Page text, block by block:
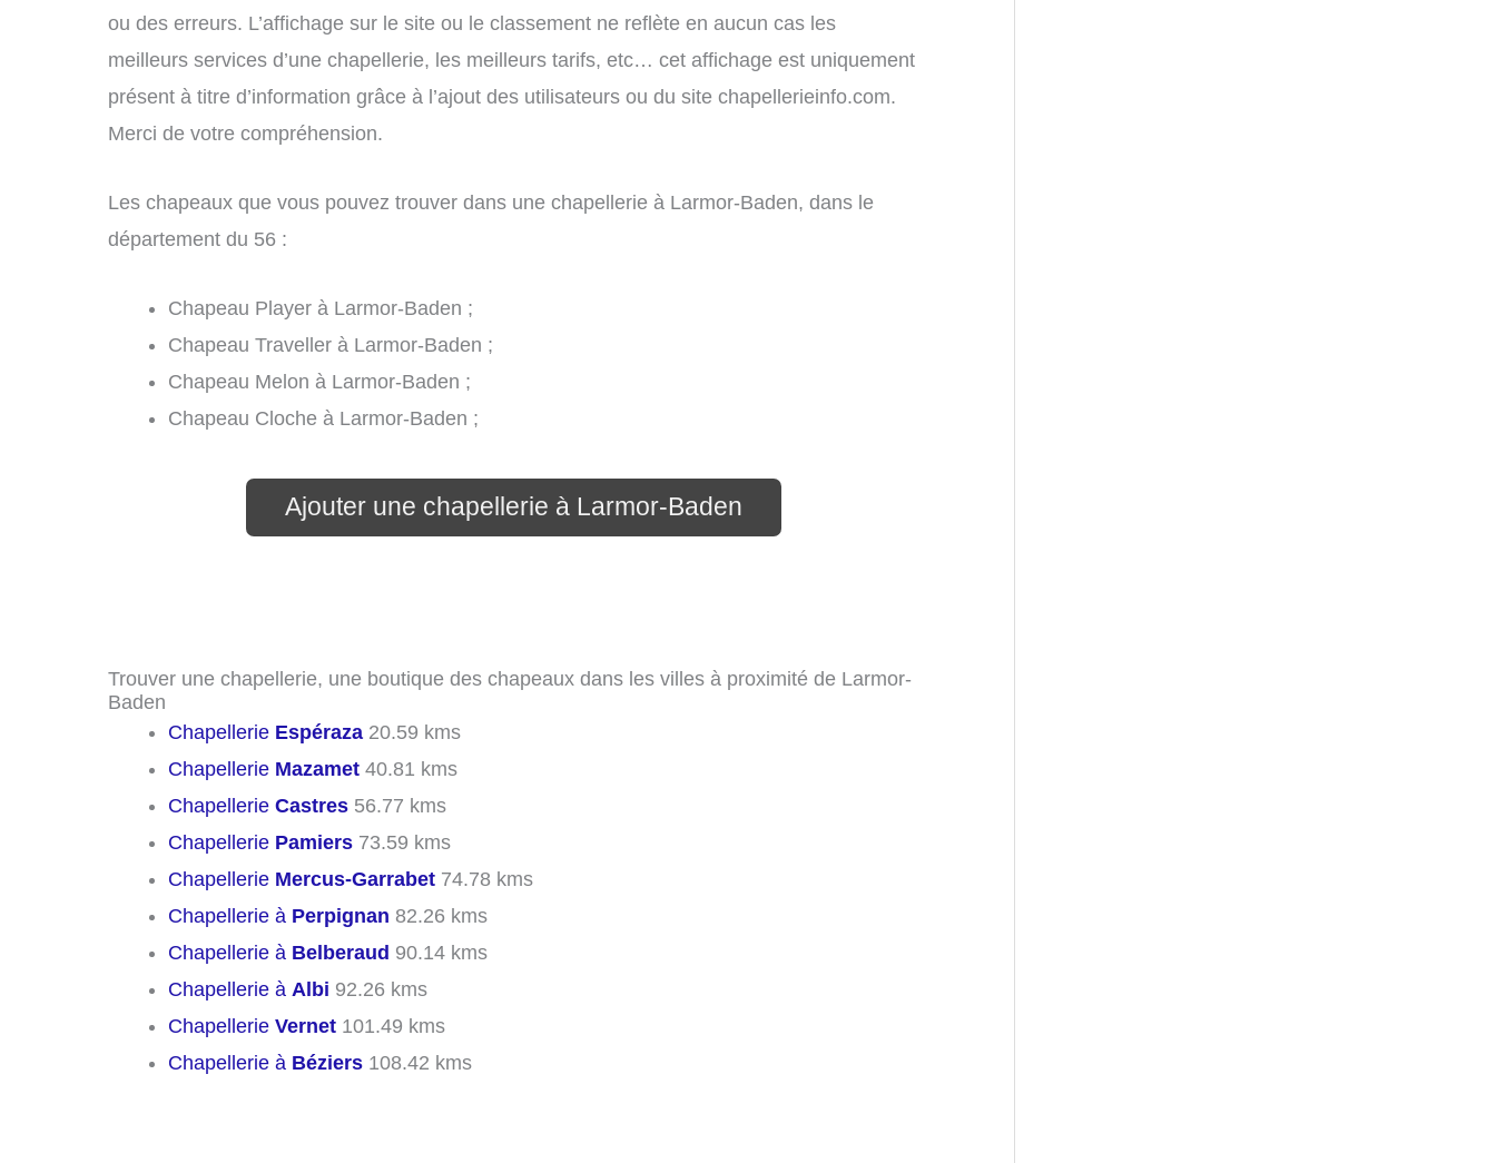
ou des erreurs. L’affichage sur le site ou le classement ne reflète en aucun cas les
meilleurs services d’une chapellerie, les meilleurs tarifs, etc… cet affichage est uniquement
présent à titre d’information grâce à l’ajout des utilisateurs ou du site chapellerieinfo.com.
Merci de votre compréhension.
Les chapeaux que vous pouvez trouver dans une chapellerie à Larmor-Baden, dans le
département du 56 :
Chapeau Player à Larmor-Baden ;
Chapeau Traveller à Larmor-Baden ;
Chapeau Melon à Larmor-Baden ;
Chapeau Cloche à Larmor-Baden ;
Ajouter une chapellerie à Larmor-Baden
Trouver une chapellerie, une boutique des chapeaux dans les villes à proximité de Larmor-
Baden
Chapellerie Espéraza 20.59 kms
Chapellerie Mazamet 40.81 kms
Chapellerie Castres 56.77 kms
Chapellerie Pamiers 73.59 kms
Chapellerie Mercus-Garrabet 74.78 kms
Chapellerie à Perpignan 82.26 kms
Chapellerie à Belberaud 90.14 kms
Chapellerie à Albi 92.26 kms
Chapellerie Vernet 101.49 kms
Chapellerie à Béziers 108.42 kms